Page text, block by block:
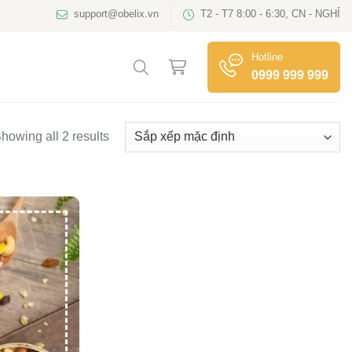
support@obelix.vn T2 - T7 8:00 - 6:30, CN - NGHỈ
Hotline
0999 999 999
all 2 results